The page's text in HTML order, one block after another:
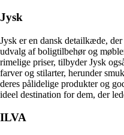
Jysk
Jysk er en dansk detailkæde,
udvalg af boligtilbehør og
rimelige priser, tilbyder Jysk
farver og stilarter, herunder
deres pålidelige produkter og
ideel destination for dem, der
ILVA